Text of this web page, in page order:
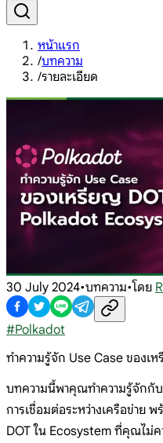
หน้าแรก
/บทความ
/รายละเอียด
30 July 2024•บทความ•โดย
#Polkadot
ทำความรู้จัก Use Case ของเ
บทความนี้พาคุณทำความรู้จักกั
การเชื่อมต่อระหว่างเครือข่าย
DOT ใน Ecosystem ที่คุณไม่ค